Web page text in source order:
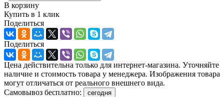
В корзину
Купить в 1 клик
Поделиться
Поделиться
Цена действительна только для интернет-магазина. Уточняйте
наличие и стоимость товара у менеджера. Изображения товара
могут отличаться от реального внешнего вида.
Самовывоз бесплатно:
сегодня